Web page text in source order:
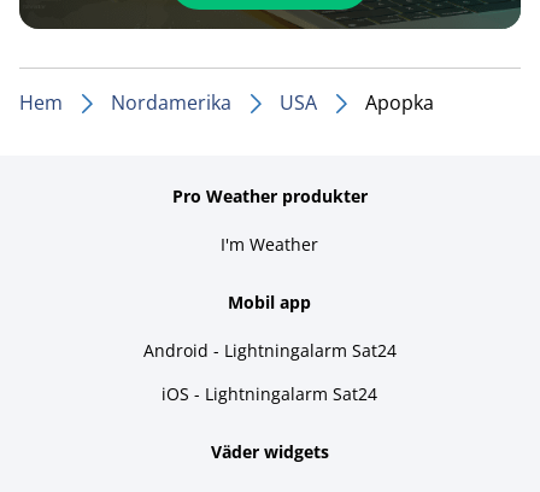
Hem Nordamerika USA Apopka
Pro Weather produkter
I'm Weather
Mobil app
Android - Lightningalarm Sat24
iOS - Lightningalarm Sat24
Väder widgets